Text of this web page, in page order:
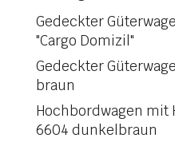
Gedeckter
"Cargo Domizil"
Gedeckter
braun
Hochbordwagen mit
6604 dunkelbraun